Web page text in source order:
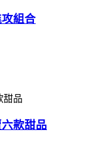
攻組合
款甜品